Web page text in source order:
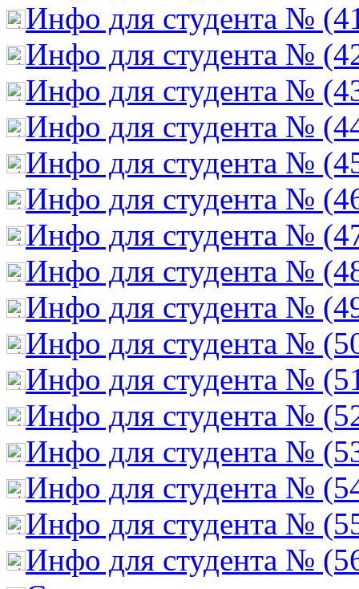
Инфо для студента №
Инфо для студента №
Инфо для студента №
Инфо для студента №
Инфо для студента №
Инфо для студента №
Инфо для студента №
Инфо для студента №
Инфо для студента №
Инфо для студента №
Инфо для студента №
Инфо для студента №
Инфо для студента №
Инфо для студента №
Инфо для студента №
Инфо для студента №